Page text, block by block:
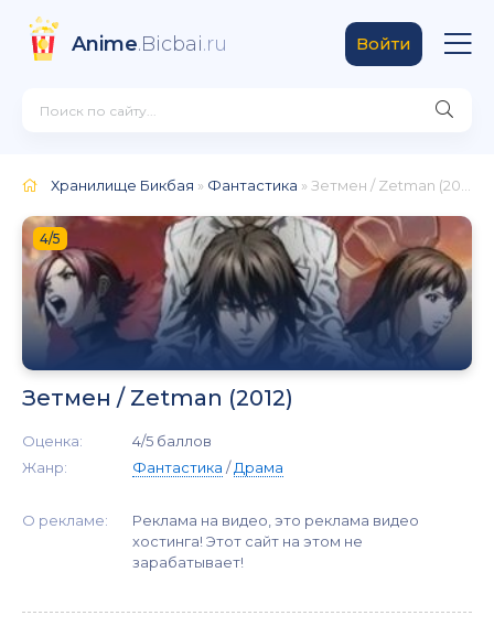
Anime.Bicbai.ru Войти
Хранилище Бикбая » Фантастика » Зетмен / Zetman (2012)
4/5
Зетмен / Zetman (2012)
Оценка:
4/5 баллов
Жанр:
Фантастика /Драма
О рекламе:
Реклама на видео, это реклама видео
хостинга! Этот сайт на этом не
зарабатывает!